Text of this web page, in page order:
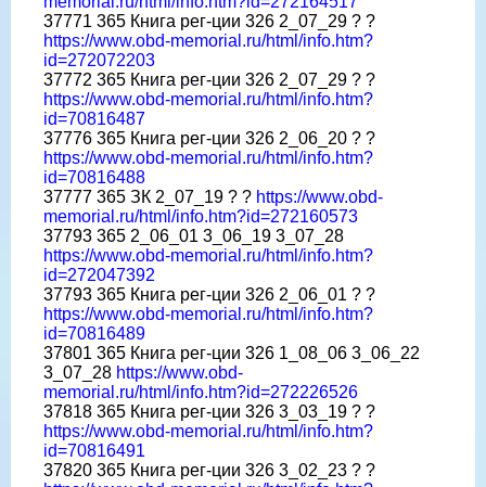
37771 365 Книга рег-ции 326 2_07_29 ? ?
https://www.obd-memorial.ru/html/info.htm?
id=272072203
37772 365 Книга рег-ции 326 2_07_29 ? ?
https://www.obd-memorial.ru/html/info.htm?
id=70816487
37776 365 Книга рег-ции 326 2_06_20 ? ?
https://www.obd-memorial.ru/html/info.htm?
id=70816488
37777 365 ЗК 2_07_19 ? ? https://www.obd-
memorial.ru/html/info.htm?id=272160573
37793 365 2_06_01 3_06_19 3_07_28
https://www.obd-memorial.ru/html/info.htm?
id=272047392
37793 365 Книга рег-ции 326 2_06_01 ? ?
https://www.obd-memorial.ru/html/info.htm?
id=70816489
37801 365 Книга рег-ции 326 1_08_06 3_06_22
3_07_28 https://www.obd-
memorial.ru/html/info.htm?id=272226526
37818 365 Книга рег-ции 326 3_03_19 ? ?
https://www.obd-memorial.ru/html/info.htm?
id=70816491
37820 365 Книга рег-ции 326 3_02_23 ? ?